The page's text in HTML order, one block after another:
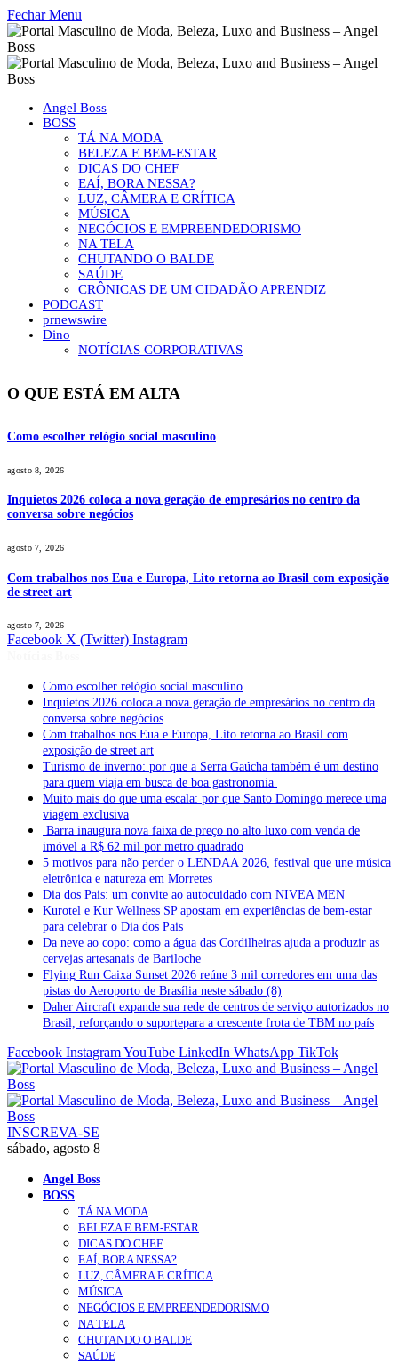
Fechar Menu
Angel Boss
BOSS
TÁ NA MODA
BELEZA E BEM-ESTAR
DICAS DO CHEF
EAÍ, BORA NESSA?
LUZ, CÂMERA E CRÍTICA
MÚSICA
NEGÓCIOS E EMPREENDEDORISMO
NA TELA
CHUTANDO O BALDE
SAÚDE
CRÔNICAS DE UM CIDADÃO APRENDIZ
PODCAST
prnewswire
Dino
NOTÍCIAS CORPORATIVAS
O QUE ESTÁ EM ALTA
Como escolher relógio social masculino
agosto 8, 2026
Inquietos 2026 coloca a nova geração de empresários no centro da
conversa sobre negócios
agosto 7, 2026
Com trabalhos nos Eua e Europa, Lito retorna ao Brasil com exposição
de street art
agosto 7, 2026
Facebook X (Twitter) Instagram
Como escolher relógio social masculino
Inquietos 2026 coloca a nova geração de empresários no centro da
conversa sobre negócios
Com trabalhos nos Eua e Europa, Lito retorna ao Brasil com
exposição de street art
Turismo de inverno: por que a Serra Gaúcha também é um destino
para quem viaja em busca de boa gastronomia
Muito mais do que uma escala: por que Santo Domingo merece uma
viagem exclusiva
Barra inaugura nova faixa de preço no alto luxo com venda de
imóvel a R$ 62 mil por metro quadrado
5 motivos para não perder o LENDAA 2026, festival que une música
eletrônica e natureza em Morretes
Dia dos Pais: um convite ao autocuidado com NIVEA MEN
Kurotel e Kur Wellness SP apostam em experiências de bem-estar
para celebrar o Dia dos Pais
Da neve ao copo: como a água das Cordilheiras ajuda a produzir as
cervejas artesanais de Bariloche
Flying Run Caixa Sunset 2026 reúne 3 mil corredores em uma das
pistas do Aeroporto de Brasília neste sábado (8)
Daher Aircraft expande sua rede de centros de serviço autorizados no
Brasil, reforçando o suportepara a crescente frota de TBM no país
Facebook InstagramYouTube LinkedIn WhatsApp TikTok
INSCREVA-SE
sábado, agosto 8
Angel Boss
BOSS
TÁ NA MODA
BELEZA E BEM-ESTAR
DICAS DO CHEF
EAÍ, BORA NESSA?
LUZ, CÂMERA E CRÍTICA
MÚSICA
NEGÓCIOS E EMPREENDEDORISMO
NA TELA
CHUTANDO O BALDE
SAÚDE